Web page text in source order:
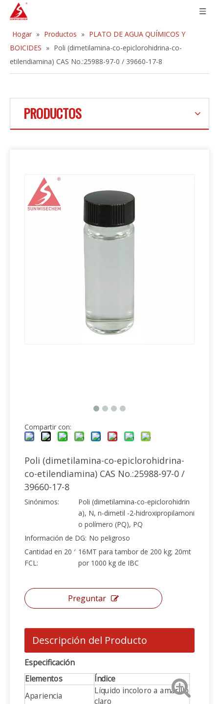
Hogar » Productos » PLATO DE AGUA QUÍMICOS Y
BOICIDES » Poli (dimetilamina-co-epiclorohidrina-co-
etilendiamina) CAS No.:25988-97-0 / 39660-17-8
PRODUCTOS
Compartir con:
Poli (dimetilamina-co-epiclorohidrina-
co-etilendiamina) CAS No.:25988-97-0 /
39660-17-8
Sinónimos:
Poli (dimetilamina-co-epiclorohidrin
a), N, n-dimetil -2-hidroxipropilamoni
o polímero (PQ), PQ
Información de DG: No peligroso
Cantidad en 20 ′
FCL:
16MT para tambor de 200 kg; 20mt
por 1000 kg de IBC
Preguntar
Descripción del Producto
Especificación
Elementos
Índice
Apariencia
Líquido incoloro a amarillo
claro